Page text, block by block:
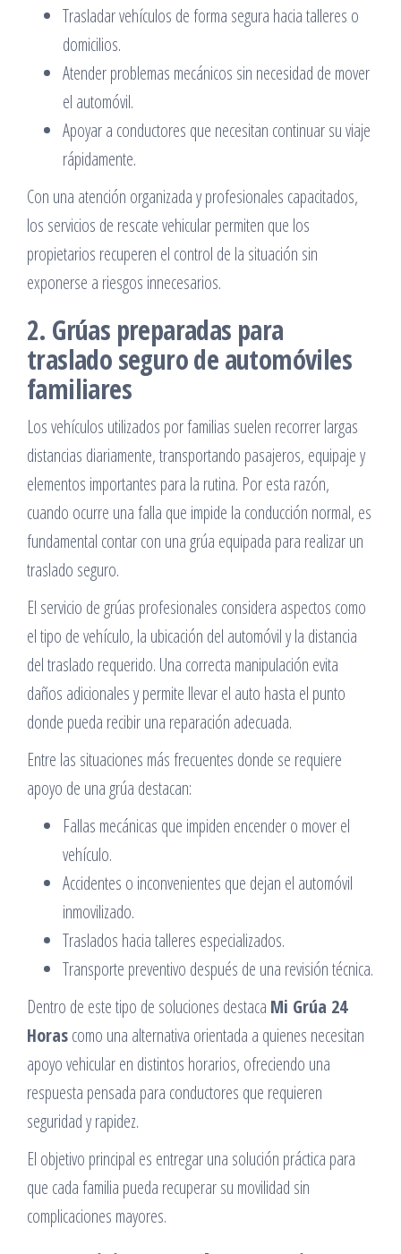
Trasladar vehículos de forma segura hacia talleres o
domicilios.
Atender problemas mecánicos sin necesidad de mover
el automóvil.
Apoyar a conductores que necesitan continuar su viaje
rápidamente.
Con una atención organizada y profesionales capacitados,
los servicios de rescate vehicular permiten que los
propietarios recuperen el control de la situación sin
exponerse a riesgos innecesarios.
2. Grúas preparadas para
traslado seguro de automóviles
familiares
Los vehículos utilizados por familias suelen recorrer largas
distancias diariamente, transportando pasajeros, equipaje y
elementos importantes para la rutina. Por esta razón,
cuando ocurre una falla que impide la conducción normal, es
fundamental contar con una grúa equipada para realizar un
traslado seguro.
El servicio de grúas profesionales considera aspectos como
el tipo de vehículo, la ubicación del automóvil y la distancia
del traslado requerido. Una correcta manipulación evita
daños adicionales y permite llevar el auto hasta el punto
donde pueda recibir una reparación adecuada.
Entre las situaciones más frecuentes donde se requiere
apoyo de una grúa destacan:
Fallas mecánicas que impiden encender o mover el
vehículo.
Accidentes o inconvenientes que dejan el automóvil
inmovilizado.
Traslados hacia talleres especializados.
Transporte preventivo después de una revisión técnica.
Dentro de este tipo de soluciones destaca Mi Grúa 24
Horascomo una alternativa orientada a quienes necesitan
apoyo vehicular en distintos horarios, ofreciendo una
respuesta pensada para conductores que requieren
seguridad y rapidez.
El objetivo principal es entregar una solución práctica para
que cada familia pueda recuperar su movilidad sin
complicaciones mayores.